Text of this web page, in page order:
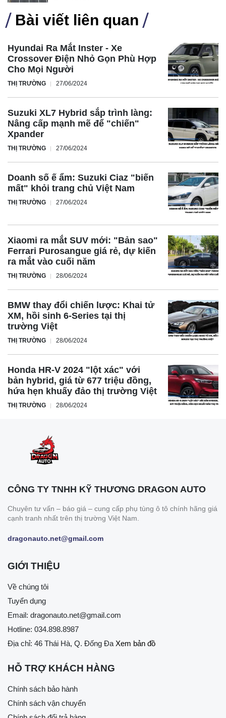
Bài viết liên quan
Hyundai Ra Mắt Inster - Xe
Crossover Điện Nhỏ Gọn Phù Hợp
Cho Mọi Người
THỊ TRƯỜNG 27/06/2024
Suzuki XL7 Hybrid sắp trình làng:
Nâng cấp mạnh mẽ để "chiến"
Xpander
THỊ TRƯỜNG 27/06/2024
Doanh số ế ẩm: Suzuki Ciaz "biến
mất" khỏi trang chủ Việt Nam
THỊ TRƯỜNG 27/06/2024
Xiaomi ra mắt SUV mới: "Bản sao"
Ferrari Purosangue giá rẻ, dự kiến
ra mắt vào cuối năm
THỊ TRƯỜNG 28/06/2024
BMW thay đổi chiến lược: Khai tử
XM, hồi sinh 6-Series tại thị
trường Việt
THỊ TRƯỜNG 28/06/2024
Honda HR-V 2024 "lột xác" với
bản hybrid, giá từ 677 triệu đồng,
hứa hẹn khuấy đảo thị trường Việt
THỊ TRƯỜNG 28/06/2024
CÔNG TY TNHH KỸ THƯƠNG DRAGON AUTO
Chuyên tư vấn – báo giá – cung cấp phụ tùng ô tô chính hãng giá
cạnh tranh nhất trên thị trường Việt Nam.
dragonauto.net@gmail.com
GIỚI THIỆU
Về chúng tôi
Tuyển dụng
Email: dragonauto.net@gmail.com
Hotline: 034.898.8987
Địa chỉ: 46 Thái Hà, Q. Đống Đa Xem bản đồ
HỖ TRỢ KHÁCH HÀNG
Chính sách bảo hành
Chính sách vận chuyển